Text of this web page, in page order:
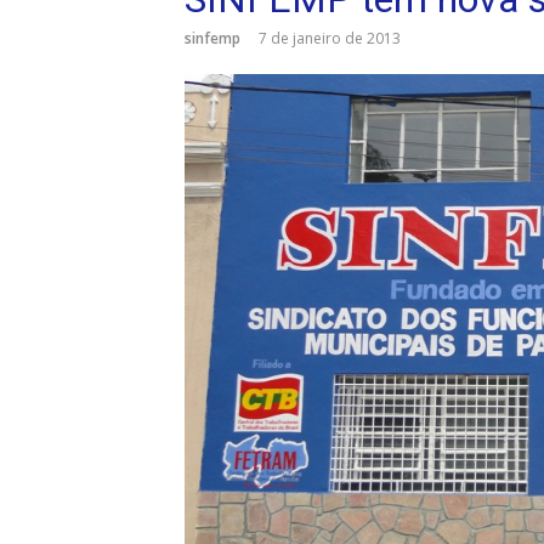
sinfemp 7 de janeiro de 2013